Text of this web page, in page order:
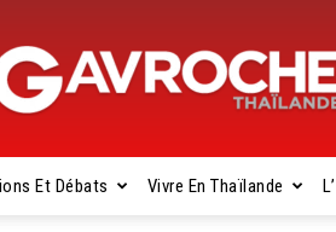
Gavroche
Et Débats Vivre En Thaïlande